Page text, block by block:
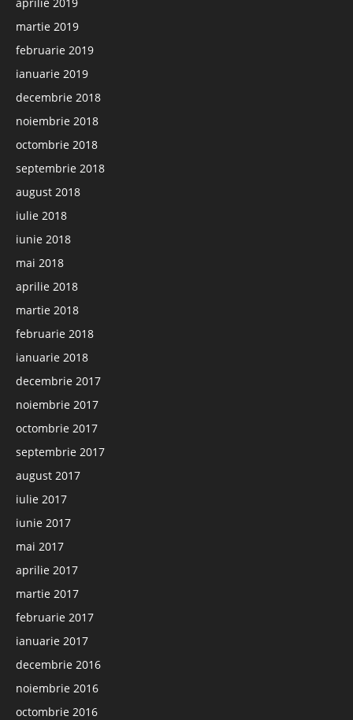
martie 2019
februarie 2019
ianuarie 2019
decembrie 2018
noiembrie 2018
octombrie 2018
septembrie 2018
august 2018
iulie 2018
iunie 2018
mai 2018
aprilie 2018
martie 2018
februarie 2018
ianuarie 2018
decembrie 2017
noiembrie 2017
octombrie 2017
septembrie 2017
august 2017
iulie 2017
iunie 2017
mai 2017
aprilie 2017
martie 2017
februarie 2017
ianuarie 2017
decembrie 2016
noiembrie 2016
octombrie 2016